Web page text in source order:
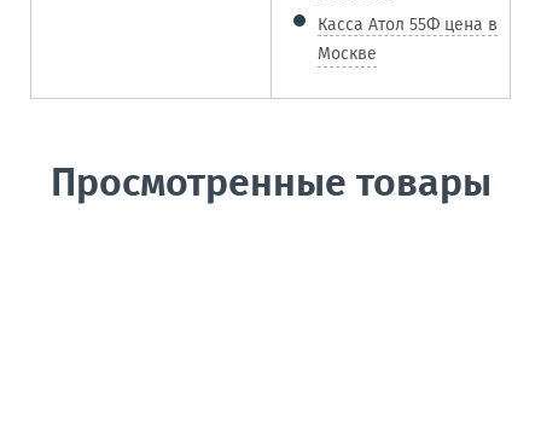
Касса Атол 55Ф цена в
Москве
Просмотренные товары